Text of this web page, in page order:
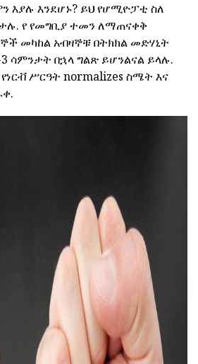
እያሉ እንደሆኑ? ይህ የሆሚዮፓቲ ስለ
የ የመግቢያ ተመን ለማጠናቀቅ
መካከል አብዛኞቹ በትክክል መድሃኒት
ሳምንታት በኋላ ግልጽ ይሆንልናል ይላሉ.
ሥርዓት normalizes ስሜት እና